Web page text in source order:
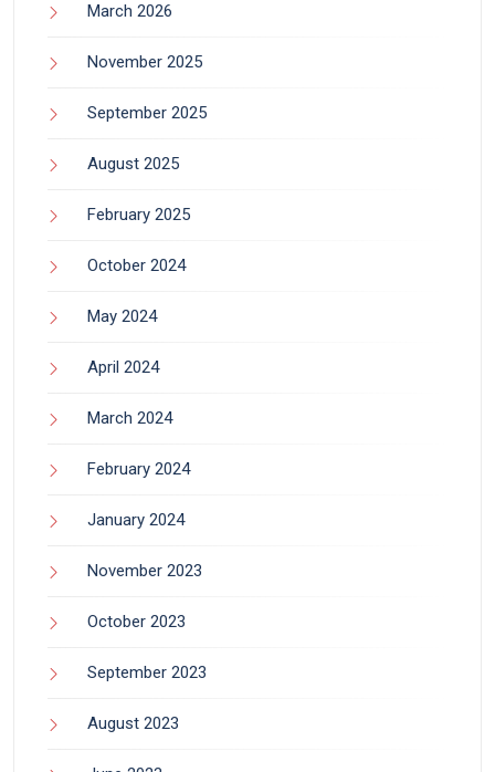
March 2026
November 2025
September 2025
August 2025
February 2025
October 2024
May 2024
April 2024
March 2024
February 2024
January 2024
November 2023
October 2023
September 2023
August 2023